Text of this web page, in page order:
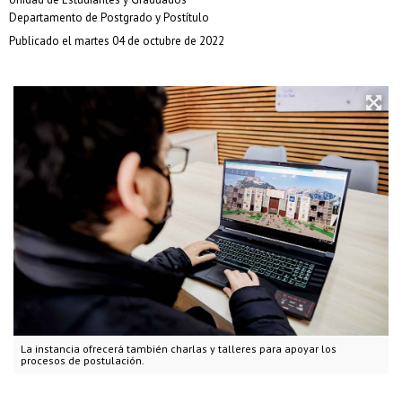
La instancia ofrecerá también charlas y talleres para apoyar los
procesos de postulación.
Departamento de Postgrado y Postítulo
Publicado el martes 04 de octubre de 2022